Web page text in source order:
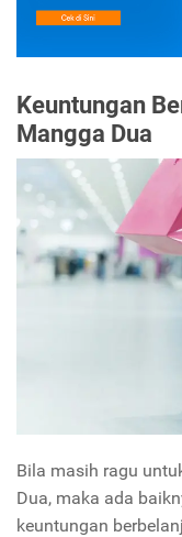
Keuntungan
Mangga Dua
Bila masih ragu
Dua, maka ada
keuntungan